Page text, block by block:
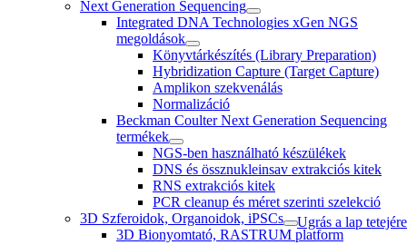
Next Generation Sequencing
Integrated DNA Technologies xGen NGS
megoldások
Könyvtárkészítés (Library Preparation)
Hybridization Capture (Target Capture)
Amplikon szekvenálás
Normalizáció
Beckman Coulter Next Generation Sequencing
termékek
NGS-ben használható készülékek
DNS és össznukleinsav extrakciós kitek
RNS extrakciós kitek
PCR cleanup és méret szerinti szelekció
3D Szferoidok, Organoidok, iPSCs
3D Bionyomtató, RASTRUM platform
Ugrás a lap tetejére